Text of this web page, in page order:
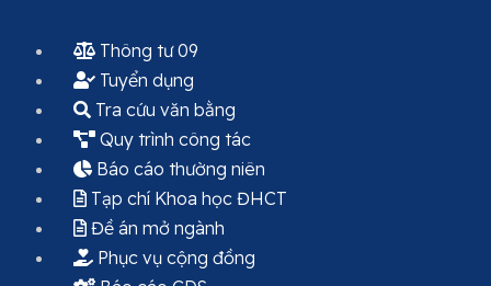
Thông tư 09
Tuyển dụng
Tra cứu văn bằng
Quy trình công tác
Báo cáo thường niên
Tạp chí Khoa học ĐHCT
Đề án mở ngành
Phục vụ cộng đồng